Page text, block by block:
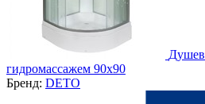
гидромассажем 90х90
Бренд: DETO